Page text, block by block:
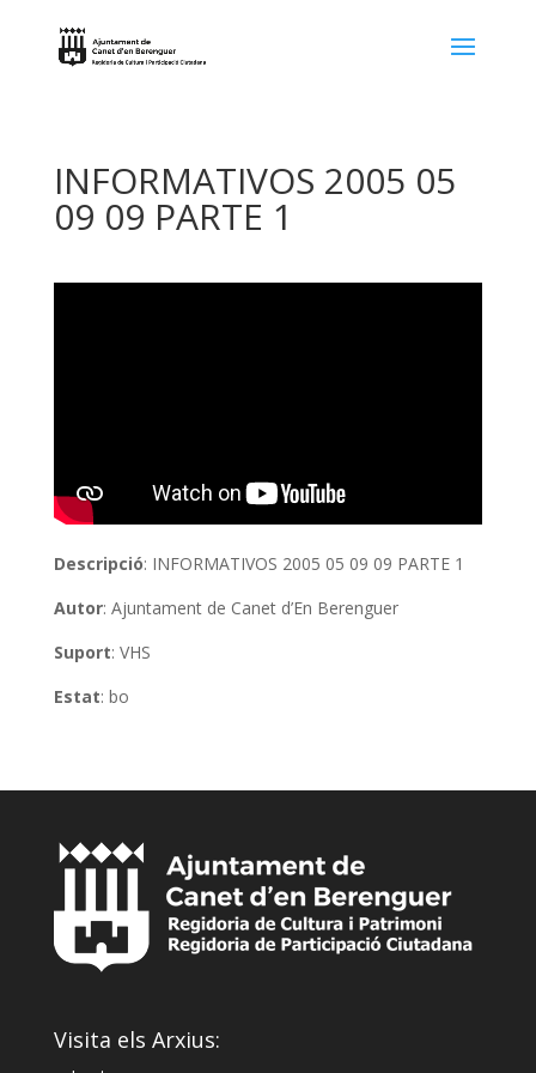
INFORMATIVOS 2005 05
09 09 PARTE 1
Descripció: INFORMATIVOS 2005 05 09 09 PARTE 1
Autor: Ajuntament de Canet d’En Berenguer
Suport: VHS
Estat: bo
Visita els Arxius: